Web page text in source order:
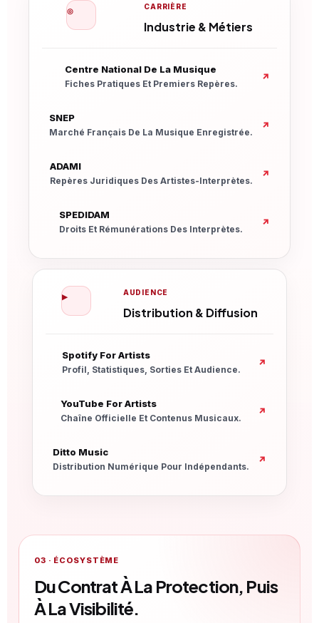
◎ CARRIÈRE
Industrie & Métiers
Centre National De La Musique
Fiches Pratiques Et Premiers Repères.
↗
Nouvelle Fenêtre
SNEP
Marché Français De La Musique Enregistrée.
↗
Nouvelle Fenêtre
ADAMI
Repères Juridiques Des Artistes-Interprètes.
↗
Nouvelle Fenêtre
SPEDIDAM
Droits Et Rémunérations Des Interprètes.
↗
Nouvelle Fenêtre
▶ AUDIENCE
Distribution & Diffusion
Spotify For Artists
Profil, Statistiques, Sorties Et Audience.
↗
Nouvelle Fenêtre
YouTube For Artists
Chaîne Officielle Et Contenus Musicaux.
↗
Nouvelle Fenêtre
Ditto Music
Distribution Numérique Pour Indépendants.
↗
Nouvelle Fenêtre
03 · ÉCOSYSTÈME
Du Contrat À La Protection, Puis
À La Visibilité.